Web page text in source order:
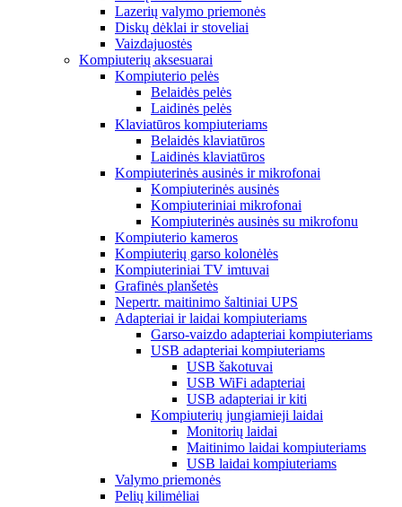
Lazerių valymo priemonės
Diskų dėklai ir stoveliai
Vaizdajuostės
Kompiuterių aksesuarai
Kompiuterio pelės
Belaidės pelės
Laidinės pelės
Klaviatūros kompiuteriams
Belaidės klaviatūros
Laidinės klaviatūros
Kompiuterinės ausinės ir mikrofonai
Kompiuterinės ausinės
Kompiuteriniai mikrofonai
Kompiuterinės ausinės su mikrofonu
Kompiuterio kameros
Kompiuterių garso kolonėlės
Kompiuteriniai TV imtuvai
Grafinės planšetės
Nepertr. maitinimo šaltiniai UPS
Adapteriai ir laidai kompiuteriams
Garso-vaizdo adapteriai kompiuteriams
USB adapteriai kompiuteriams
USB šakotuvai
USB WiFi adapteriai
USB adapteriai ir kiti
Kompiuterių jungiamieji laidai
Monitorių laidai
Maitinimo laidai kompiuteriams
USB laidai kompiuteriams
Valymo priemonės
Pelių kilimėliai